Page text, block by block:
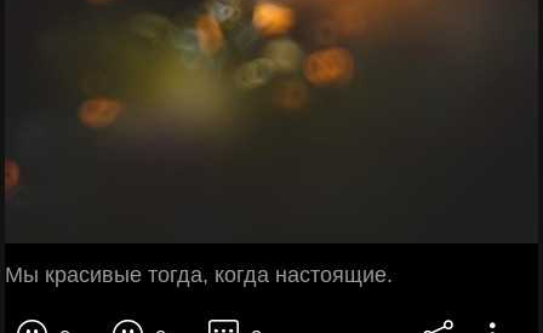
Мы красивые тогда, когда настоящие.